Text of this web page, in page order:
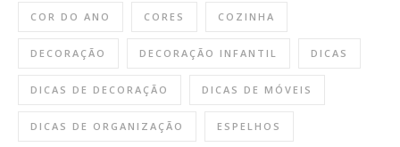
COR DO ANO CORES COZINHA
DECORAÇÃO DECORAÇÃO INFANTIL DICAS
DICAS DE DECORAÇÃO DICAS DE MÓVEIS
DICAS DE ORGANIZAÇÃO ESPELHOS